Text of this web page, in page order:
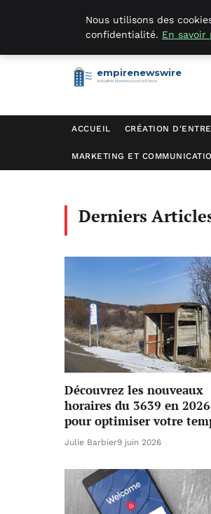
samedi 8 août 2026
empirenewswire
Actualités Business pour la France
ACCUEIL CRÉATION
MARKETING ET
Derniers
Découvrez les nouveaux
horaires du 3639 en 2026
pour optimiser votre
Julie Barbier9 juin 2026
Nous utilisons des
confidentialité. En savoir